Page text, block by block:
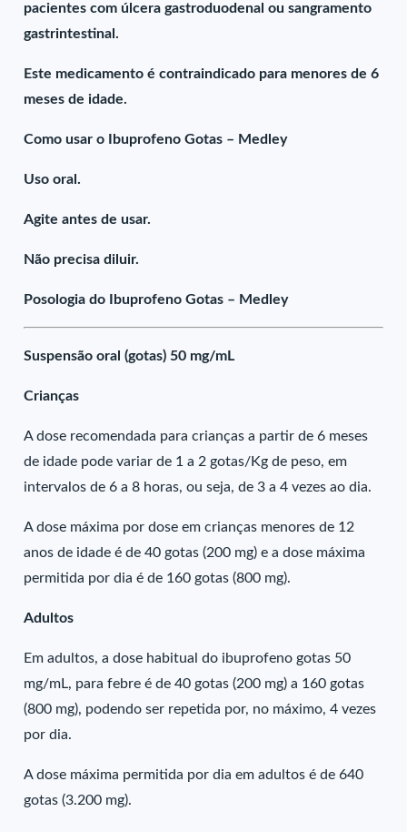
pacientes com úlcera gastroduodenal ou sangramento
gastrintestinal.
Este medicamento é contraindicado para menores de 6
meses de idade.
Como usar o Ibuprofeno Gotas – Medley
Uso oral.
Agite antes de usar.
Não precisa diluir.
Posologia do Ibuprofeno Gotas – Medley
Suspensão oral (gotas) 50 mg/mL
Crianças
A dose recomendada para crianças a partir de 6 meses
de idade pode variar de 1 a 2 gotas/Kg de peso, em
intervalos de 6 a 8 horas, ou seja, de 3 a 4 vezes ao dia.
A dose máxima por dose em crianças menores de 12
anos de idade é de 40 gotas (200 mg) e a dose máxima
permitida por dia é de 160 gotas (800 mg).
Adultos
Em adultos, a dose habitual do ibuprofeno gotas 50
mg/mL, para febre é de 40 gotas (200 mg) a 160 gotas
(800 mg), podendo ser repetida por, no máximo, 4 vezes
por dia.
A dose máxima permitida por dia em adultos é de 640
gotas (3.200 mg).